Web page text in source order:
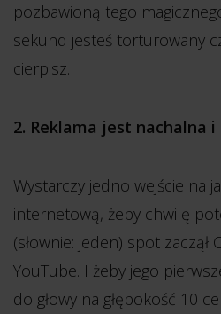
pozbawioną tego
sekund jesteś torturowany
cierpisz.
2. Reklama jest nachalna
Wystarczy jedno wejście na
internetową, żeby chwilę
(słownie: jeden) spot zaczął
YouTube. I żeby jego
do głowy na głębokość 10